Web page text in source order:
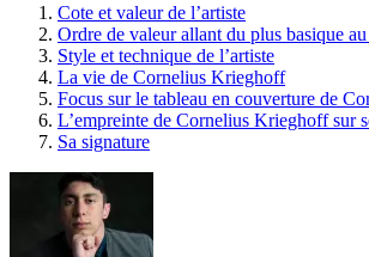
Cote et valeur de l’artiste
Ordre de valeur allant du plus basique
Style et technique de l’artiste
La vie de Cornelius Krieghoff
Focus sur le tableau en couverture de
L’empreinte de Cornelius Krieghoff sur
Sa signature